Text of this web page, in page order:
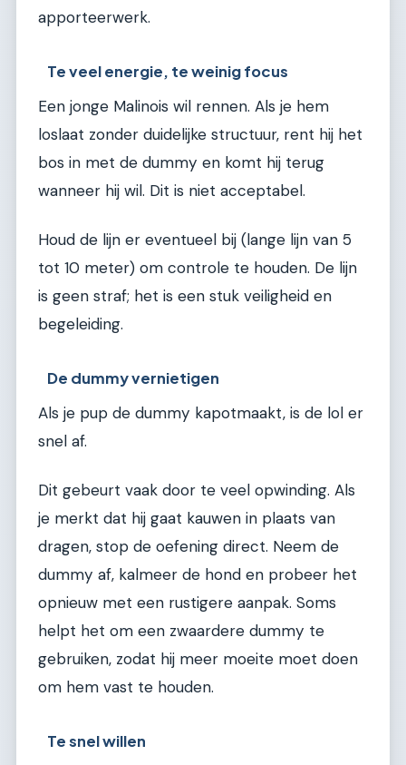
apporteerwerk.
Te veel energie, te weinig focus
Een jonge Malinois wil rennen. Als je hem
loslaat zonder duidelijke structuur, rent hij het
bos in met de dummy en komt hij terug
wanneer hij wil. Dit is niet acceptabel.
Houd de lijn er eventueel bij (lange lijn van 5
tot 10 meter) om controle te houden. De lijn
is geen straf; het is een stuk veiligheid en
begeleiding.
De dummy vernietigen
Als je pup de dummy kapotmaakt, is de lol er
snel af.
Dit gebeurt vaak door te veel opwinding. Als
je merkt dat hij gaat kauwen in plaats van
dragen, stop de oefening direct. Neem de
dummy af, kalmeer de hond en probeer het
opnieuw met een rustigere aanpak. Soms
helpt het om een zwaardere dummy te
gebruiken, zodat hij meer moeite moet doen
om hem vast te houden.
Te snel willen